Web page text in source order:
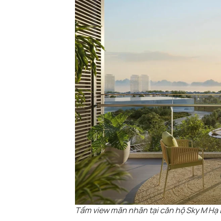
Tầm view mãn nhãn tại căn hộ Sky M Hạ